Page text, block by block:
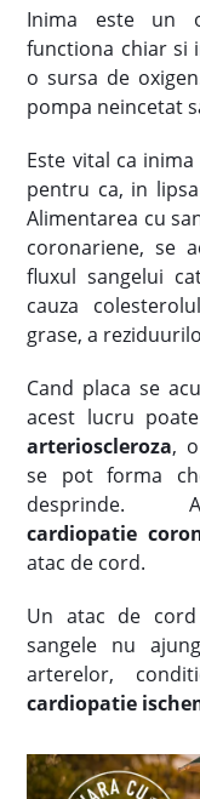
Inima este un
functiona chiar si
o sursa de
pompa neincetat
Este vital ca
pentru ca, in
Alimentarea cu
coronariene, se
fluxul sangelui
cauza
grase, a
Cand placa se
acest lucru
arterioscleroza,
se pot forma
desprinde.
cardiopatie
atac de cord.
Un atac de
sangele nu
arterelor,
cardiopatie